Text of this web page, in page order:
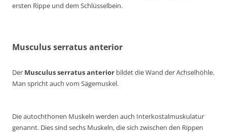
ersten Rippe und dem Schlüsselbein.
Musculus serratus anterior
Der Musculus serratus anterior bildet die Wand der Achselhöhle.
Man spricht auch vom Sägemuskel.
Die autochthonen Muskeln werden auch Interkostalmuskulatur
genannt. Dies sind sechs Muskeln, die sich zwischen den Rippen